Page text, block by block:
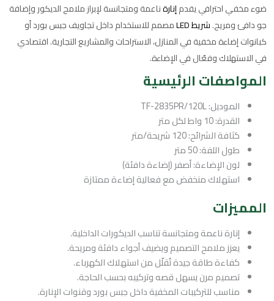
ضوء مخفي احترافي يقدمإنارةناعمة ومتجانسة لإبراز ملامح الديكور وإضافة
جو دافئ ومريح.شريط LED
مصمم للاستخدام داخل تجاويف جبس بورد أو
كبانوات إضاءة مخفية في المنازل، الاستراحات والمشاريع التجارية. اقتصادي
في الاستهلاك وفعّال في الإضاءة.
المواصفات الرئيسية
الموديل: TF-2835PR/120L
القدرة: 10 واط لكل متر
كثافة الشرائح: 120 شريحة/متر
طول اللفة: 50 متر
لون الإضاءة: أصفر (إضاءة دافئة)
استهلاك منخفض مع فعالية إضاءة ممتازة
المميزات
إنارة ناعمة ومتجانسة تناسب الديكورات الداخلية.
يعزز ملامح التصميم ويضيف أجواء دافئة ومريحة.
كفاءة طاقة جيدة تُقلّل من استهلاك الكهرباء.
تصميم مرن يسهل قصه وتركيبه بحسب الحاجة.
مناسب للتركيبات المخفية داخل جبس بورد وقنوات الإنارة.